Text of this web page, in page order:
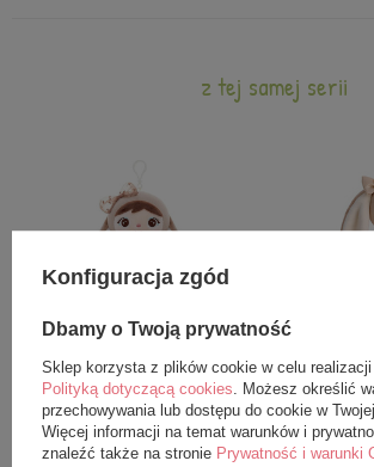
z tej samej serii
Lalka Metoo Mini Beżowa Królisia
z Kokardką
45,99 zł
Konfiguracja zgód
Dbamy o Twoją prywatność
Sklep korzysta z plików cookie w celu realizacji
Polityką dotyczącą cookies . Możesz określić
przechowywania lub dostępu do cookie w
Więcej informacji na temat warunków i
znaleźć także na stronie Prywatność i warunki